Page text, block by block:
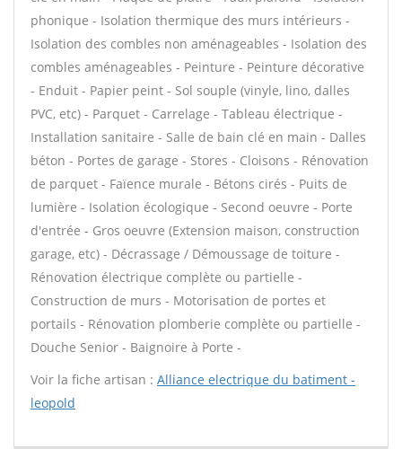
phonique - Isolation thermique des murs intérieurs -
Isolation des combles non aménageables - Isolation des
combles aménageables - Peinture - Peinture décorative
- Enduit - Papier peint - Sol souple (vinyle, lino, dalles
PVC, etc) - Parquet - Carrelage - Tableau électrique -
Installation sanitaire - Salle de bain clé en main - Dalles
béton - Portes de garage - Stores - Cloisons - Rénovation
de parquet - Faïence murale - Bétons cirés - Puits de
lumière - Isolation écologique - Second oeuvre - Porte
d'entrée - Gros oeuvre (Extension maison, construction
garage, etc) - Décrassage / Démoussage de toiture -
Rénovation électrique complète ou partielle -
Construction de murs - Motorisation de portes et
portails - Rénovation plomberie complète ou partielle -
Douche Senior - Baignoire à Porte -
Voir la fiche artisan : Alliance electrique du batiment -
leopold